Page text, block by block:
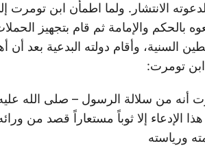
الانتشار. ولما اطمأن ابن تومرت
بالحكم والإمامة ثم قام بتجهيز
السنية، وأقام دولته البدعية بعد أن
تومرت:
أنه من سلالة الرسول – صلى الله
هذا الإدعاء إلا ثوباً مستعاراً قصد من
ورياسته